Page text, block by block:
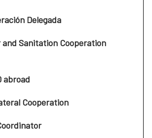
Delegada
and Sanitation Cooperation
abroad
Cooperation